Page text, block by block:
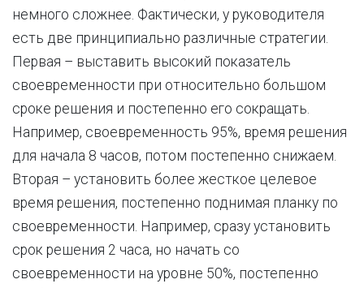
немного сложнее. Фактически, у руководителя
есть две принципиально различные стратегии.
Первая – выставить высокий показатель
своевременности при относительно большом
сроке решения и постепенно его сокращать.
Например, своевременность 95%, время решения
для начала 8 часов, потом постепенно снижаем.
Вторая – установить более жесткое целевое
время решения, постепенно поднимая планку по
своевременности. Например, сразу установить
срок решения 2 часа, но начать со
своевременности на уровне 50%, постепенно